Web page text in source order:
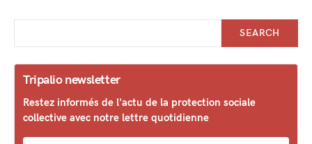
SEARCH
Tripalio newsletter
Restez informés de l'actu de la protection sociale
collective avec notre lettre quotidienne